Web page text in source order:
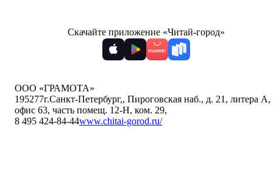
Скачайте приложение «Читай-город»
ООО «ГРАМОТА»
195277г.Санкт-Петербург,, Пироговская наб., д. 21, литера А,
офис 63, часть помещ. 12-Н, ком. 29,
8 495 424-84-44www.chitai-gorod.ru/